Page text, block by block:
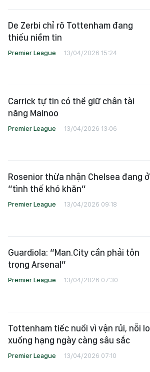
De Zerbi chỉ rõ Tottenham đang
thiếu niềm tin
Premier League 13/04/2026 15:24
Carrick tự tin có thể giữ chân tài
năng Mainoo
Premier League 13/04/2026 13:06
Rosenior thừa nhận Chelsea đang ở
“tình thế khó khăn”
Premier League 13/04/2026 09:18
Guardiola: “Man.City cần phải tôn
trọng Arsenal”
Premier League 13/04/2026 07:30
Tottenham tiếc nuối vì vận rủi, nỗi lo
xuống hạng ngày càng sâu sắc
Premier League 13/04/2026 07:10